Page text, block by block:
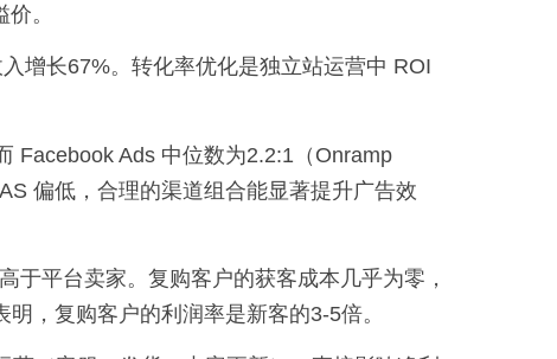
。
增长67%。转化率优化是独立站运营中 ROI
Facebook Ads 中位数为2.2:1（Onramp
偏低，合理的渠道组合能显著提升广告效
于平台卖家。复购客户的获客成本几乎为零，
，复购客户的利润率是新客的3-5倍。